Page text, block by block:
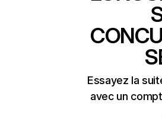
Essayez la
avec un